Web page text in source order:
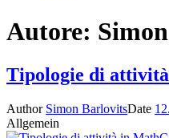
Autore:
Tipologie di
Author Simon BarlovitsDate
Allgemein